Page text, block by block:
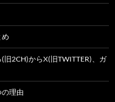
2CH)からX(旧TWITTER)、ガ
理由